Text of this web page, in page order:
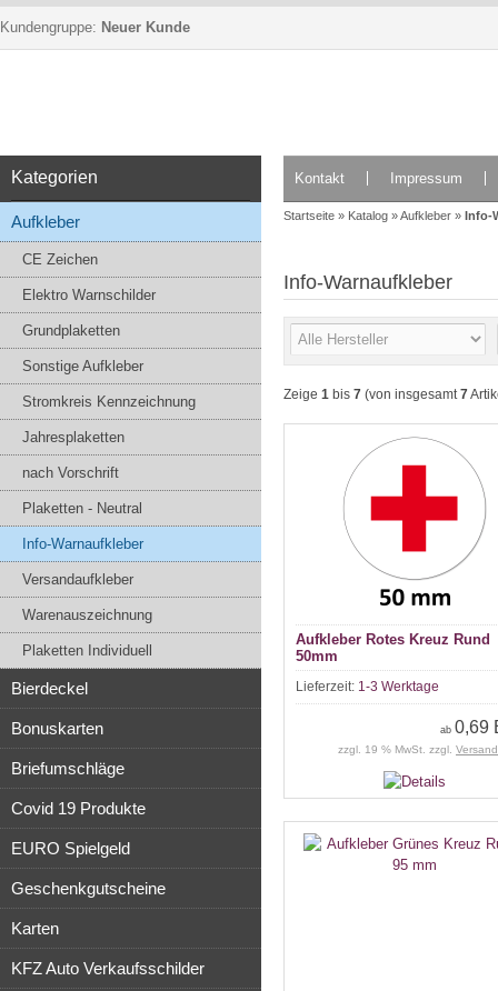
Kundengruppe: Neuer Kunde
Kategorien
Aufkleber
CE Zeichen
Elektro Warnschilder
Grundplaketten
Sonstige Aufkleber
Stromkreis Kennzeichnung
Jahresplaketten
nach Vorschrift
Plaketten - Neutral
Info-Warnaufkleber
Versandaufkleber
Warenauszeichnung
Plaketten Individuell
Bierdeckel
Bonuskarten
Briefumschläge
Covid 19 Produkte
EURO Spielgeld
Geschenkgutscheine
Karten
KFZ Auto Verkaufsschilder
Kontakt Impressum
Startseite » Katalog »Aufkleber » Info-
Info-Warnaufkleber
Zeige 1 bis 7 (von insgesamt7
Aufkleber Rotes Kreuz Rund
50mm
Lieferzeit: 1-3 Werktage
ab 0,69
zzgl. 19 % MwSt. zzgl.